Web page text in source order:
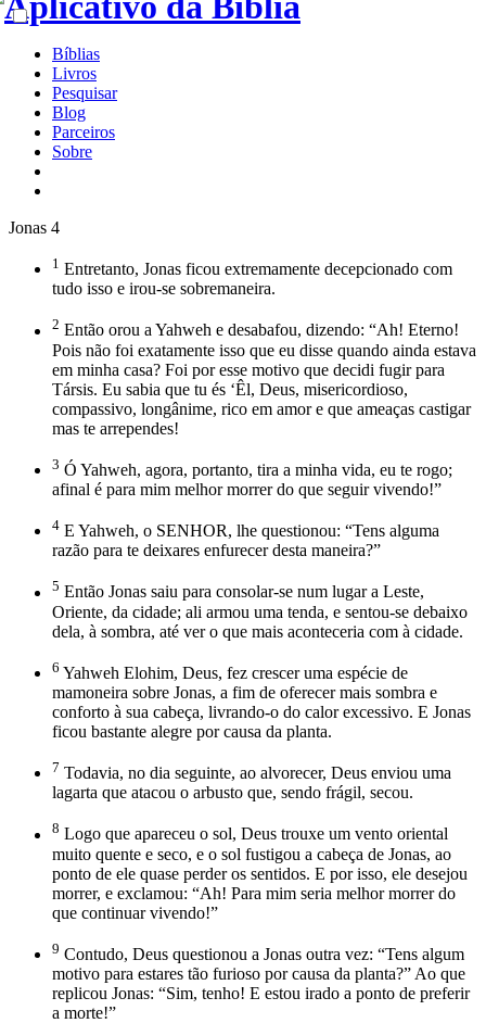
Bíblias
Livros
Pesquisar
Blog
Parceiros
Sobre
Jonas 4
1 Entretanto, Jonas ficou extremamente decepcionado com
tudo isso e irou-se sobremaneira.
2 Então orou a Yahweh e desabafou, dizendo: “Ah! Eterno!
Pois não foi exatamente isso que eu disse quando ainda estava
em minha casa? Foi por esse motivo que decidi fugir para
Társis. Eu sabia que tu és ‘Êl, Deus, misericordioso,
compassivo, longânime, rico em amor e que ameaças castigar
mas te arrependes!
3 Ó Yahweh, agora, portanto, tira a minha vida, eu te rogo;
afinal é para mim melhor morrer do que seguir vivendo!”
4 E Yahweh, o SENHOR, lhe questionou: “Tens alguma
razão para te deixares enfurecer desta maneira?”
5 Então Jonas saiu para consolar-se num lugar a Leste,
Oriente, da cidade; ali armou uma tenda, e sentou-se debaixo
dela, à sombra, até ver o que mais aconteceria com à cidade.
6 Yahweh Elohim, Deus, fez crescer uma espécie de
mamoneira sobre Jonas, a fim de oferecer mais sombra e
conforto à sua cabeça, livrando-o do calor excessivo. E Jonas
ficou bastante alegre por causa da planta.
7 Todavia, no dia seguinte, ao alvorecer, Deus enviou uma
lagarta que atacou o arbusto que, sendo frágil, secou.
8 Logo que apareceu o sol, Deus trouxe um vento oriental
muito quente e seco, e o sol fustigou a cabeça de Jonas, ao
ponto de ele quase perder os sentidos. E por isso, ele desejou
morrer, e exclamou: “Ah! Para mim seria melhor morrer do
que continuar vivendo!”
9 Contudo, Deus questionou a Jonas outra vez: “Tens algum
motivo para estares tão furioso por causa da planta?” Ao que
replicou Jonas: “Sim, tenho! E estou irado a ponto de preferir
a morte!”